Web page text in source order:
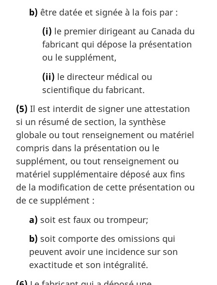
b) être datée et signée à la fois par :
(i) le premier dirigeant au Canada du
fabricant qui dépose la présentation
ou le supplément,
(ii) le directeur médical ou
scientifique du fabricant.
(5) Il est interdit de signer une attestation
si un résumé de section, la synthèse
globale ou tout renseignement ou matériel
compris dans la présentation ou le
supplément, ou tout renseignement ou
matériel supplémentaire déposé aux fins
de la modification de cette présentation ou
de ce supplément :
a) soit est faux ou trompeur;
b) soit comporte des omissions qui
peuvent avoir une incidence sur son
exactitude et son intégralité.